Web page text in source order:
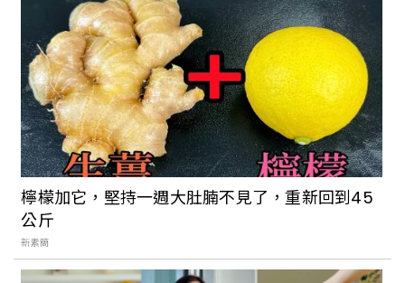
檸檬加它，堅持一週大肚腩不見了，重新回到45
公斤
新素簡